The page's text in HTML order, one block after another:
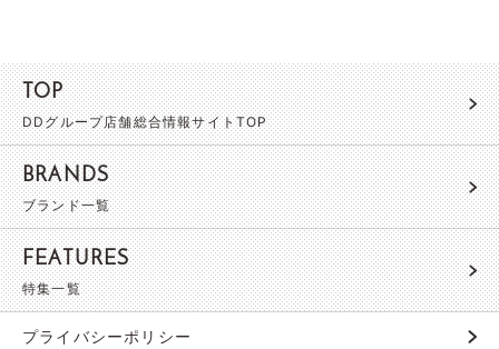
TOP
DDグループ店舗総合情報サイトTOP
BRANDS
ブランド一覧
FEATURES
特集一覧
プライバシーポリシー